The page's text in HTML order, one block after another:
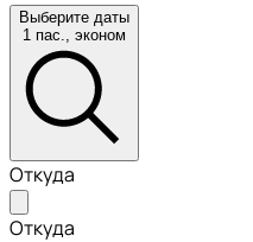
Выберите даты
1 пас., эконом
Откуда
Откуда